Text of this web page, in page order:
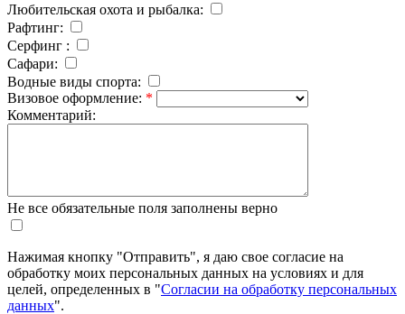
Любительская охота и рыбалка:
Рафтинг:
Серфинг :
Cафари:
Водные виды спорта:
Визовое оформление: *
Комментарий:
Не все обязательные поля заполнены верно
Нажимая кнопку "Отправить", я даю свое согласие на
обработку моих персональных данных на условиях и для
целей, определенных в "Согласии на обработку персональных
данных".